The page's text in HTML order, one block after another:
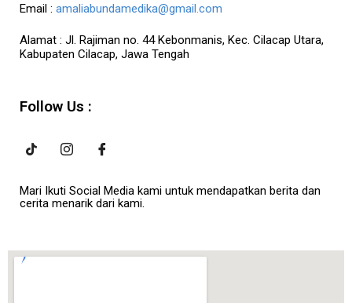
Email : amaliabundamedika@gmail.com
Alamat : Jl. Rajiman no. 44 Kebonmanis, Kec. Cilacap Utara,
Kabupaten Cilacap, Jawa Tengah
Follow Us :
Mari Ikuti Social Media kami untuk mendapatkan berita dan
cerita menarik dari kami.